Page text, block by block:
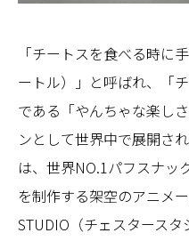
「チートスを食べる時に
ートル）」と呼ばれ、「
である「やんちゃな楽し
ンとして世界中で展開さ
は、世界NO.1パフスナ
を制作する架空のアニメ
STUDIO（チェスタース